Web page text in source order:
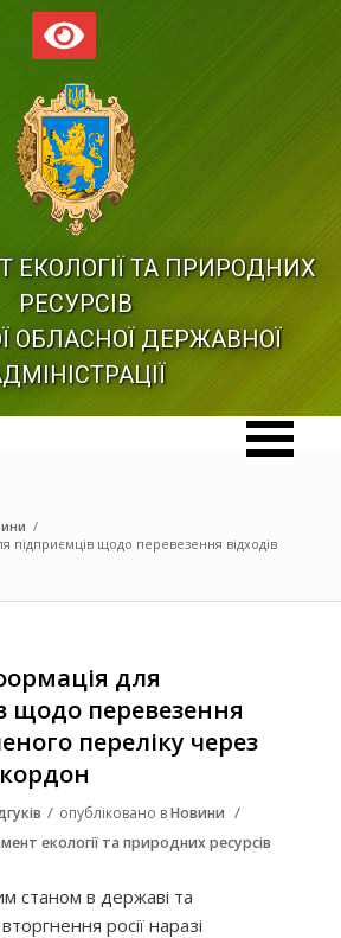
ЕКОЛОГІЇ ТА ПРИРОДНИХ
РЕСУРСІВ
ОБЛАСНОЇ ДЕРЖАВНОЇ
/
підприємців щодо перевезення відходів
для
щодо перевезення
переліку через
/ опубліковано вНовини /
екології та природних ресурсів
станом в державі та
росії наразі